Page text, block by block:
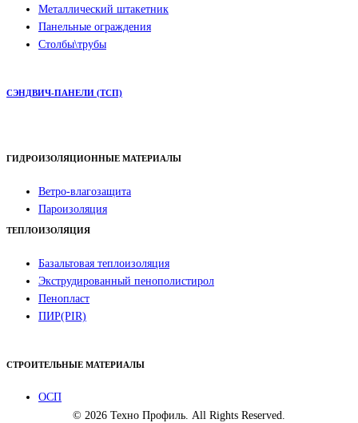
Металлический штакетник
Панельные ограждения
Столбы\трубы
СЭНДВИЧ-ПАНЕЛИ (ТСП)
ГИДРОИЗОЛЯЦИОННЫЕ МАТЕРИАЛЫ
Ветро-влагозащита
Пароизоляция
ТЕПЛОИЗОЛЯЦИЯ
Базальтовая теплоизоляция
Экструдированный пенополистирол
Пенопласт
ПИР(PIR)
СТРОИТЕЛЬНЫЕ МАТЕРИАЛЫ
ОСП
© 2026 Техно Профиль. All Rights Reserved.